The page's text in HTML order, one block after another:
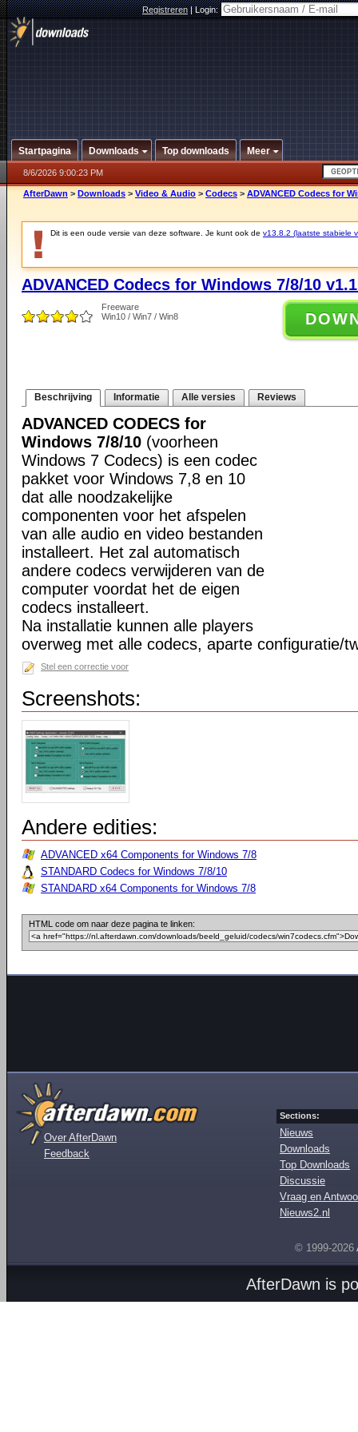
Registreren|Login:
Startpagina Downloads Top downloads Meer
8/6/2026 9:00:23 PM
AfterDawn > Downloads > Video & Audio > Codecs > ADVANCED Codecs for
Dit is een oude versie van deze software. Je kunt ook de v13.8.2 (laatste stabiele
ADVANCED Codecs for Windows 7/8/10
Freeware
Win10 / Win7 / Win8
Beschrijving Informatie Alle versies Reviews
ADVANCED CODECS for
Windows 7/8/10 (voorheen
Windows 7 Codecs) is een codec
pakket voor Windows 7,8 en 10
dat alle noodzakelijke
componenten voor het afspelen
van alle audio en video bestanden
installeert. Het zal automatisch
andere codecs verwijderen van de
computer voordat het de eigen
codecs installeert.
Na installatie kunnen alle players
overweg met alle codecs, aparte configuratie/
Stel een correctie voor
Screenshots:
Andere edities:
ADVANCED x64 Components for Windows 7/8
STANDARD Codecs for Windows 7/8/10
STANDARD x64 Components for Windows 7/8
HTML code om naar deze pagina te linken:
Over AfterDawn
Feedback
Sections:
Nieuws
Downloads
Top Downloads
Discussie
Vraag en
Nieuws2.nl
© 1999-2026
AfterDawn is